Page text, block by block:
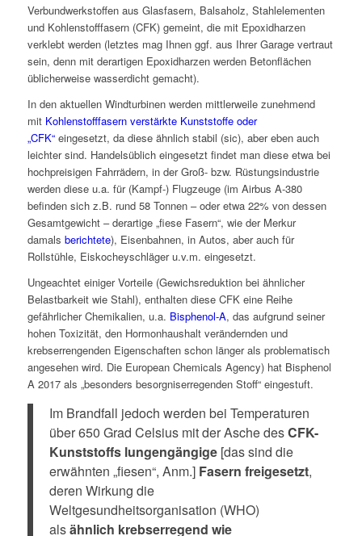
Verbundwerkstoffen aus Glasfasern, Balsaholz, Stahlelementen
und Kohlenstofffasern (CFK) gemeint, die mit Epoxidharzen
verklebt werden (letztes mag Ihnen ggf. aus Ihrer Garage vertraut
sein, denn mit derartigen Epoxidharzen werden Betonflächen
üblicherweise wasserdicht gemacht).
In den aktuellen Windturbinen werden mittlerweile zunehmend
mit Kohlenstofffasern verstärkte Kunststoffe oder
„CFK“eingesetzt, da diese ähnlich stabil (sic), aber eben auch
leichter sind. Handelsüblich eingesetzt findet man diese etwa bei
hochpreisigen Fahrrädern, in der Groß- bzw. Rüstungsindustrie
werden diese u.a. für (Kampf-) Flugzeuge (im Airbus A-380
befinden sich z.B. rund 58 Tonnen – oder etwa 22% von dessen
Gesamtgewicht – derartige „fiese Fasern“, wie der Merkur
damals berichtete), Eisenbahnen, in Autos, aber auch für
Rollstühle, Eiskocheyschläger u.v.m. eingesetzt.
Ungeachtet einiger Vorteile (Gewichsreduktion bei ähnlicher
Belastbarkeit wie Stahl), enthalten diese CFK eine Reihe
gefährlicher Chemikalien, u.a. Bisphenol-A, das aufgrund seiner
hohen Toxizität, den Hormonhaushalt verändernden und
krebserrengenden Eigenschaften schon länger als problematisch
angesehen wird. Die European Chemicals Agency) hat Bisphenol
A 2017 als „besonders besorgniserregenden Stoff“ eingestuft.
Im Brandfall jedoch werden bei Temperaturen
über 650 Grad Celsius mit der Asche desCFK-
Kunststoffs lungengängige[das sind die
erwähnten „fiesen“, Anm.] Fasern freigesetzt,
deren Wirkung die
Weltgesundheitsorganisation (WHO)
alsähnlich krebserregend wie